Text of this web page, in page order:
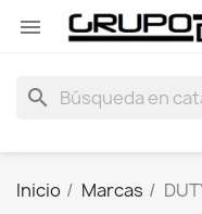

search
Inicio Marcas